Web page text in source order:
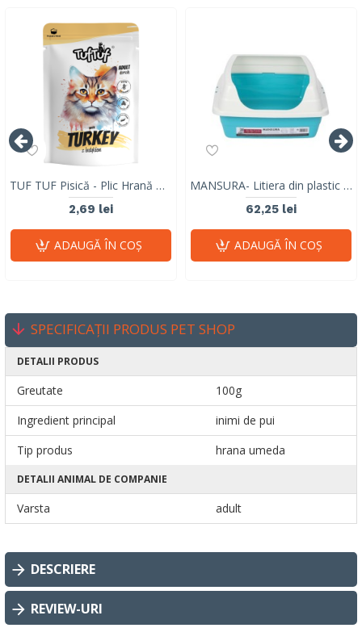
TUF TUF Pisică - Plic Hrană Umedă cu Curcan (Fără Cereale) 100g
2,69 lei
ADAUGĂ ÎN COŞ
MANSURA- Litiera din plastic cu margine de protectie 49x39x18 cm
62,25 lei
ADAUGĂ ÎN COŞ
SPECIFICAȚII PRODUS PET SHOP
DETALII PRODUS
Greutate
100g
Ingredient principal
inimi de pui
Tip produs
hrana umeda
DETALII ANIMAL DE COMPANIE
Varsta adult
DESCRIERE
REVIEW-URI